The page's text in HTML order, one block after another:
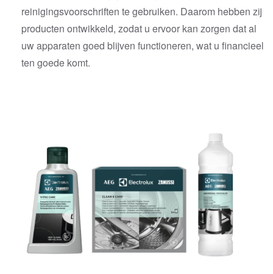
reinigingsvoorschriften te gebruiken. Daarom hebben zij
producten ontwikkeld, zodat u ervoor kan zorgen dat al
uw apparaten goed blijven functioneren, wat u financieel
ten goede komt.